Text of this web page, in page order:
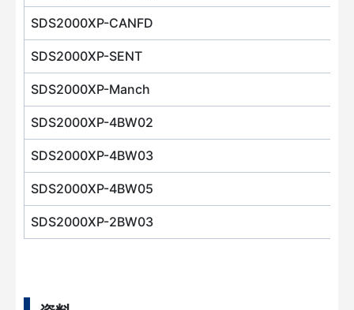
SDS2000XP-CANFD
SDS2000XP-SENT
SDS2000XP-Manch
SDS2000XP-4BW02
SDS2000XP-4BW03
SDS2000XP-4BW05
SDS2000XP-2BW03